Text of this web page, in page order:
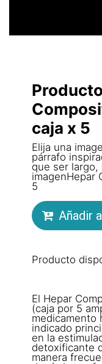
caja x 5
Elija una
párrafo
que ser
imagenHepar
5
Añadir
Producto
El Hepar
(caja por 5
medicamento
indicado
en la
detoxificante
manera